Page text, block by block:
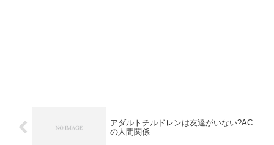
アダルトチルドレンは友達がいない?AC
の人間関係